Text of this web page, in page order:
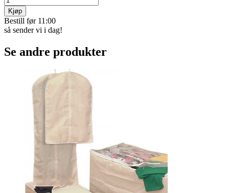
Kjøp
Bestill før 11:00
så sender vi i dag!
Se andre produkter